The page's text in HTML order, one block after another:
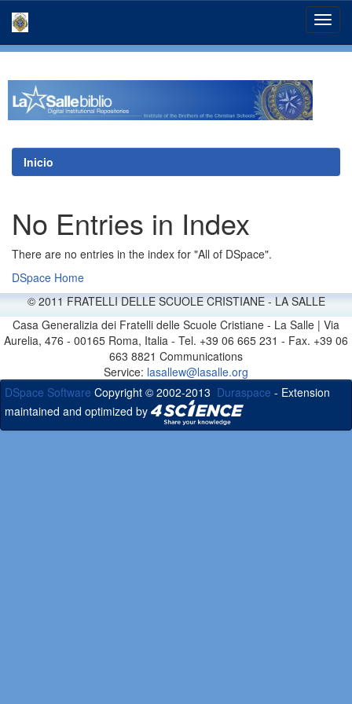
Inicio
No Entries in Index
There are no entries in the index for "All of DSpace".
DSpace Home
© 2011 FRATELLI DELLE SCUOLE CRISTIANE - LA SALLE
Casa Generalizia dei Fratelli delle Scuole Cristiane - La Salle | Via
Aurelia, 476 - 00165 Roma, Italia - Tel. +39 06 665 231 - Fax. +39 06
663 8821 Communications
Service: lasallew@lasalle.org
DSpace Software Copyright © 2002-2013 Duraspace - Extension
maintained and optimized by